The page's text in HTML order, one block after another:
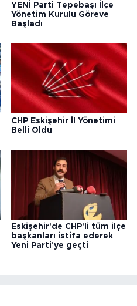
YENİ Parti Tepebaşı İlçe
Yönetim Kurulu Göreve
Başladı
CHP Eskişehir İl Yönetimi
Belli Oldu
Eskişehir'de CHP'li tüm ilçe
başkanları istifa ederek
Yeni Parti'ye geçti